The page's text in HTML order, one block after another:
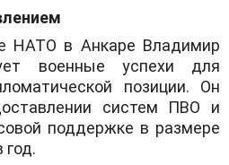
НАТО в Анкаре Владимир
военные успехи для
позиции. Он
систем ПВО и
поддержке в размере
год.